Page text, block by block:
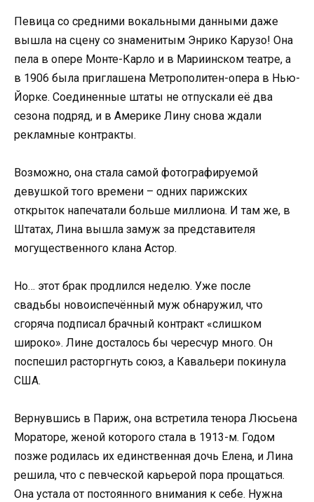
Певица со средними вокальными данными даже
вышла на сцену со знаменитым Энрико Карузо! Она
пела в опере Монте-Карло и в Мариинском театре, а
в 1906 была приглашена Метрополитен-опера в Нью-
Йорке. Соединенные штаты не отпускали её два
сезона подряд, и в Америке Лину снова ждали
рекламные контракты.
Возможно, она стала самой фотографируемой
девушкой того времени – одних парижских
открыток напечатали больше миллиона. И там же, в
Штатах, Лина вышла замуж за представителя
могущественного клана Астор.
Но… этот брак продлился неделю. Уже после
свадьбы новоиспечённый муж обнаружил, что
сгоряча подписал брачный контракт «слишком
широко». Лине досталось бы чересчур много. Он
поспешил расторгнуть союз, а Кавальери покинула
США.
Вернувшись в Париж, она встретила тенора Люсьена
Мораторе, женой которого стала в 1913-м. Годом
позже родилась их единственная дочь Елена, и Лина
решила, что с певческой карьерой пора прощаться.
Она устала от постоянного внимания к себе. Нужна